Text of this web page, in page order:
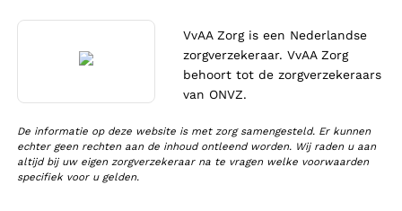
VvAA Zorg is een Nederlandse
zorgverzekeraar. VvAA Zorg
behoort tot de zorgverzekeraars
van ONVZ.
De informatie op deze website is met zorg samengesteld. Er kunnen
echter geen rechten aan de inhoud ontleend worden. Wij raden u aan
altijd bij uw eigen zorgverzekeraar na te vragen welke voorwaarden
specifiek voor u gelden.